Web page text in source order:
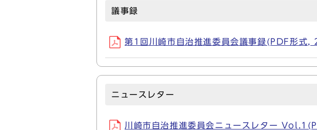
議事録
第1回川崎市自治推進委員会議事録(PDF形式
ニュースレター
川崎市自治推進委員会ニュースレター